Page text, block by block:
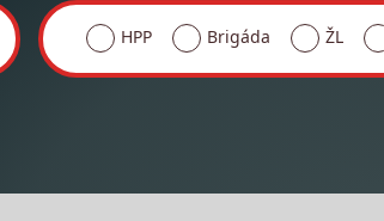
HPP Brigáda ŽL